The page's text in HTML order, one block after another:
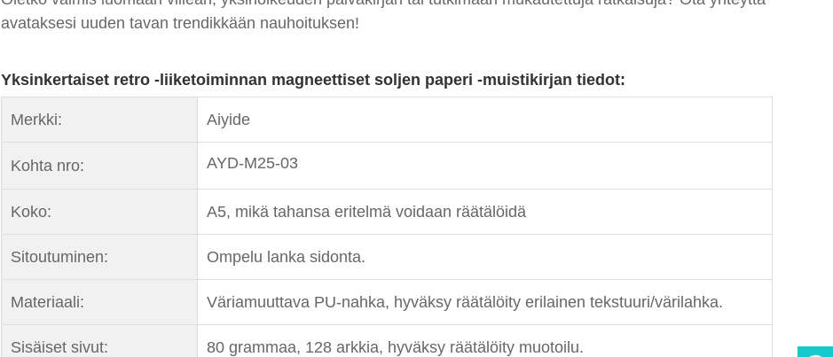
avataksesi uuden tavan trendikkään nauhoituksen!
Yksinkertaiset retro -liiketoiminnan magneettiset soljen paperi -muistikirjan tiedot:
Merkki: Aiyide
Kohta nro: AYD-M25-03
Koko: A5, mikä tahansa eritelmä voidaan räätälöidä
Sitoutuminen: Ompelu lanka sidonta.
Materiaali: Väriamuuttava PU-nahka, hyväksy räätälöity erilainen tekstuuri/värilahka.
Sisäiset sivut: 80 grammaa, 128 arkkia, hyväksy räätälöity muotoilu.